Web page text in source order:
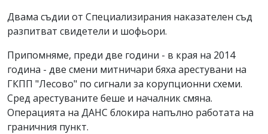
Двама съдии от Специализирания наказателен съд
разпитват свидетели и шофьори.
Припомняме, преди две години - в края на 2014
година - две смени митничари бяха арестувани на
ГКПП "Лесово" по сигнали за корупционни схеми.
Сред арестуваните беше и началник смяна.
Операцията на ДАНС блокира напълно работата на
граничния пункт.